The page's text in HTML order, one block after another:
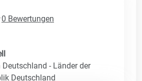
0 Bewertungen
- Länder der
Deutschland